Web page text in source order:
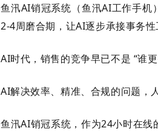
鱼汛AI销冠系统（鱼汛AI工作手机
2-4周磨合期，让AI逐步承接事务
AI时代，销售的竞争早已不是 “谁
AI解决效率、精准、合规的问题，
鱼汛AI销冠系统，作为24小时在线